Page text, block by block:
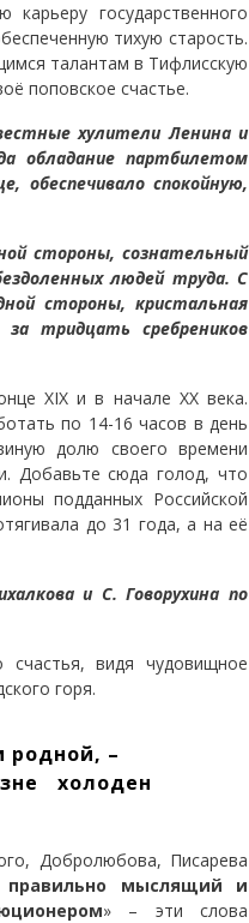
государственного
тихую старость.
талантам в Тифлисскую
поповское счастье.
хулители Ленина и
обладание партбилетом
обеспечивало спокойную,
стороны, сознательный
людей труда. С
стороны, кристальная
тридцать сребреников
XIX и в начале ХХ века.
по 14-16 часов в день
долю своего времени
Добавьте сюда голод, что
подданных Российской
до 31 года, а на её
и С. Говорухина по
видя чудовищное
горя.
родной, –
холоден
Добролюбова, Писарева
правильно мыслящий и
» – эти слова